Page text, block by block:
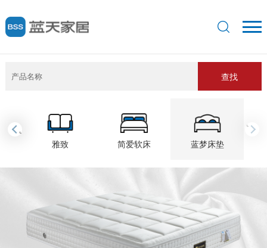
查找
雅致 简爱软床 蓝梦床垫
‹ ›